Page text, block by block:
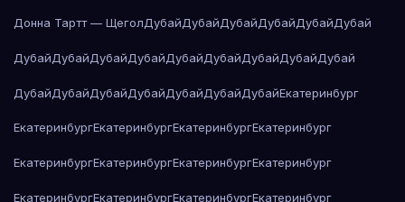
Донна Тартт — ЩеголДубайДубайДубайДубайДубайДубай
ДубайДубайДубайДубайДубайДубайДубайДубайДубай
ДубайДубайДубайДубайДубайДубайДубайЕкатеринбург
ЕкатеринбургЕкатеринбургЕкатеринбургЕкатеринбург
ЕкатеринбургЕкатеринбургЕкатеринбургЕкатеринбург
ЕкатеринбургЕкатеринбургЕкатеринбургЕкатеринбург